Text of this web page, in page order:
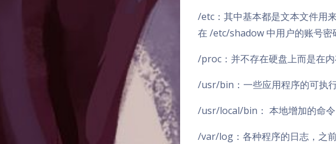
/etc：其中基本都是文本文件用
在 /etc/shadow 中用户的账号密
/proc：并不存在硬盘上而是在
/usr/bin：一些应用程序的可执
/usr/local/bin： 本地增加的命
/var/log：各种程序的日志，之